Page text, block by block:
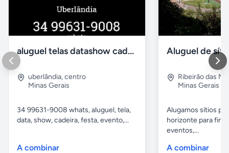
aluguel telas datashow cadeiras uberlândia
uberlândia,centro
Minas Gerais
34 99631-9008 whats, aluguel, tela,
data, show, cadeira, festa, evento,...
A combinar
Ribeirão das
Minas Gerais
Alugamos sítios
horizonte para
eventos,...
A combinar